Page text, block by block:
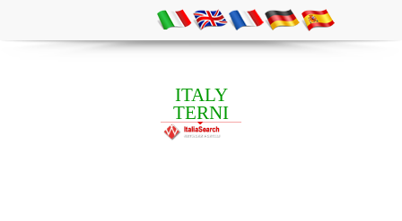
ITALY
TERNI